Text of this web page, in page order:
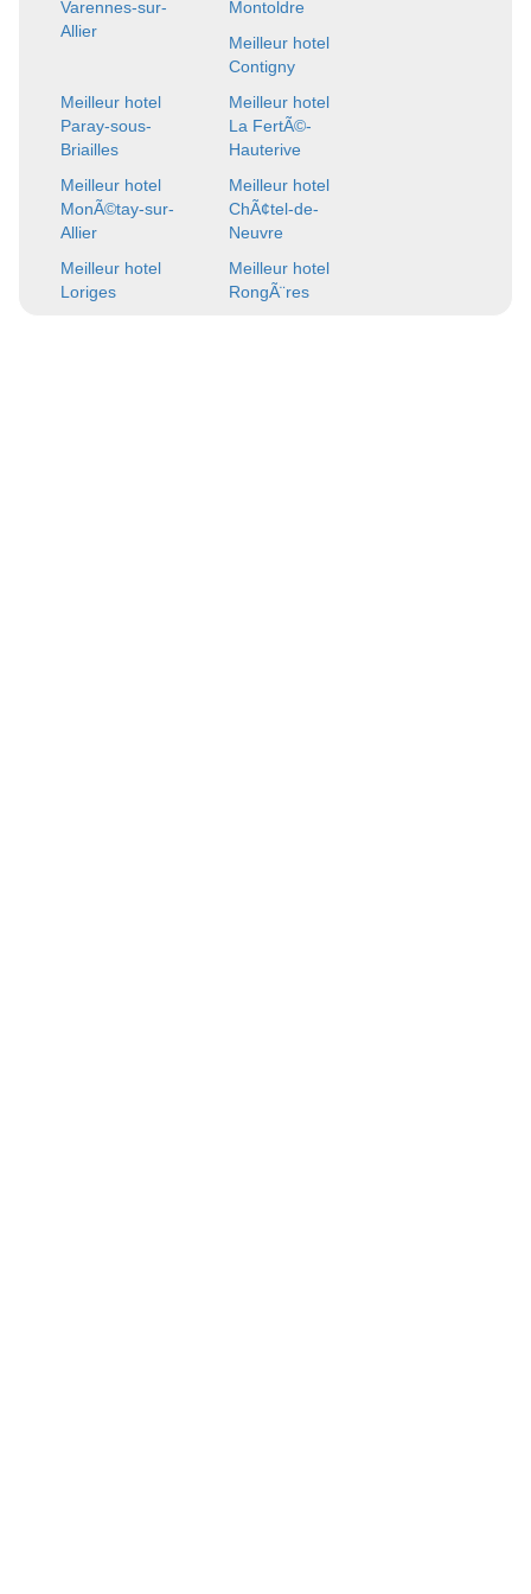
Varennes-sur-
Allier
Montoldre
Meilleur hotel
Contigny
Meilleur hotel
Paray-sous-
Briailles
Meilleur hotel
La FertÃ©-
Hauterive
Meilleur hotel
MonÃ©tay-sur-
Allier
Meilleur hotel
ChÃ¢tel-de-
Neuvre
Meilleur hotel
Loriges
Meilleur hotel
RongÃ¨res